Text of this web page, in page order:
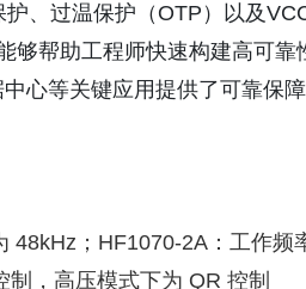
、过温保护（OTP）以及
够帮助工程师快速构建高可
心等关键应用提供了可靠保障
48kHz；HF1070-2A：工作频
，高压模式下为 QR 控制